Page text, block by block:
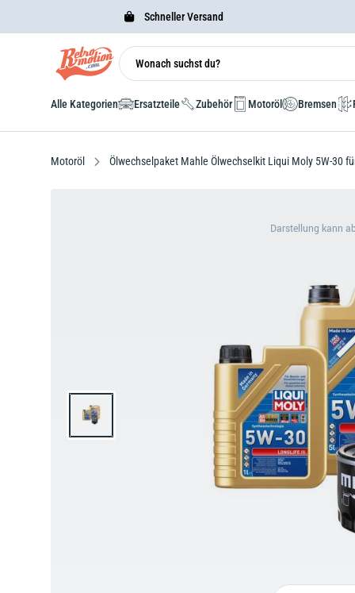
Schneller Versand
Alle Kategorien Ersatzteile Zubehör Motoröl Bremsen
Motoröl Ölwechselpaket Mahle Ölwechselkit Liqui Moly 5W-30
Darstellung kann